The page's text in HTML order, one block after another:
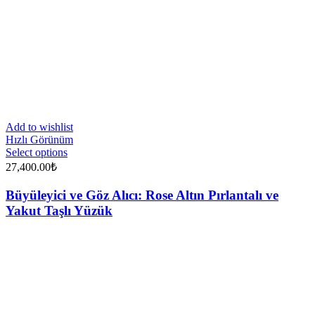
Add to wishlist
Hızlı Görünüm
Select options
27,400.00₺
Büyüleyici ve Göz Alıcı: Rose Altın Pırlantalı ve
Yakut Taşlı Yüzük